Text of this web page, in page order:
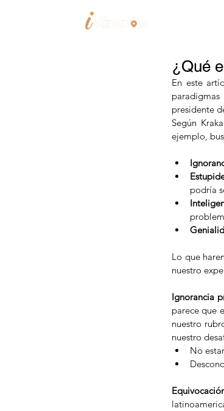
¿Qué
En este
presidente
Según
ejemplo,
podría
Lo que
nuestro
Ignorancia
parece que
nuestro
nuestro
No